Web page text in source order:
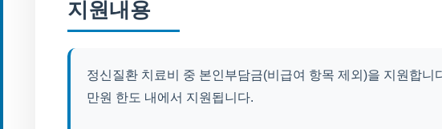
지원내용
정신질환 치료비 중 본인부담금(비급여 항목 제외)을 지원합니
만원 한도 내에서 지원됩니다.